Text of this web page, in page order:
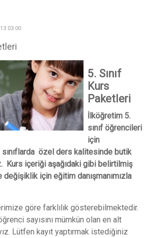
03:00
5. Sınıf
Kurs
Paketleri
İlköğretim 5.
sınıf öğrencileri
için
sınıflarda özel ders kalitesinde butik
Kurs içeriği aşağıdaki gibi belirtilmiş
için eğitim danışmanımızla
göre farklılık gösterebilmektedir.
sayısını mümkün olan en alt
Lütfen kayıt yaptırmak istediğiniz